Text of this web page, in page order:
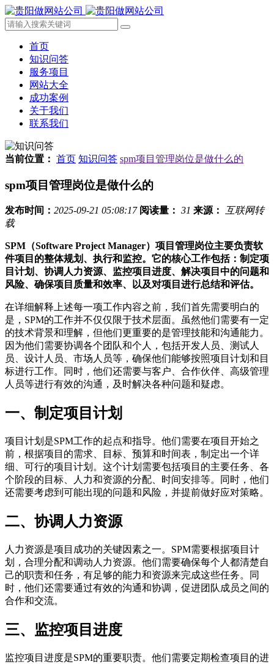
首页
知识问答
服务项目
网站大全
成功案例
关于我们
联系我们
当前位置： 首页 知识问答 spm项目管理岗位是做什么的
spm项目管理岗位是做什么的
发布时间： 2025-09-21 05:08:17 阅读量： 31 来源： 互联网转
载
SPM（Software Project Manager）项目管理岗位主要负责软
件项目的整体规划、执行和监控。它的核心工作包括：制定项
目计划、协调人力资源、监控项目进度、解决项目中的问题和
风险、确保项目质量和效率、以及对项目进行总结和评估。
在详细解释上述每一项工作内容之前，我们首先需要明白的
是，SPM的工作并不仅仅限于技术层面。虽然他们需要有一定
的技术背景和理解，但他们更重要的是管理技能和沟通能力。
因为他们需要协调各个团队和个人，包括开发人员、测试人
员、设计人员、市场人员等，确保他们能够按照项目计划和目
标进行工作。同时，他们还需要与客户、合作伙伴、高级管理
人员等进行有效的沟通，及时解决各种问题和疑虑。
一、制定项目计划
项目计划是SPM工作的起点和指导。他们需要在项目开始之
前，根据项目的需求、目标、预算和时间表，制定出一个详
细、可行的项目计划。这个计划需要包括项目的主要任务、各
个阶段的目标、人力和资源的分配、时间安排等。同时，他们
还需要考虑到可能出现的问题和风险，并提前做好应对策略。
二、协调人力资源
人力资源是项目成功的关键因素之一。SPM需要根据项目计
划，合理分配和调动人力资源。他们需要确保每个人都清楚自
己的职责和任务，有足够的能力和资源来完成这些任务。同
时，他们还需要通过有效的沟通和协调，促进团队成员之间的
合作和交流。
三、监控项目进度
监控项目进度是SPM的重要职责。他们需要定期检查项目的进